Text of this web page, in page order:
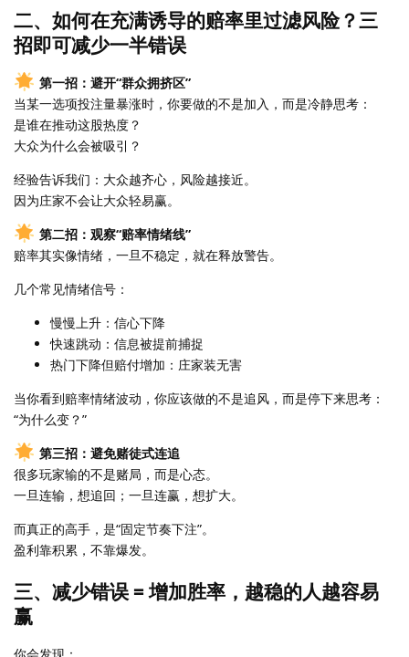
二、如何在充满诱导的赔率里过滤风险？三
招即可减少一半错误
第一招：避开“群众拥挤区”
当某一选项投注量暴涨时，你要做的不是加入，而是冷静思考：
是谁在推动这股热度？
大众为什么会被吸引？
经验告诉我们：大众越齐心，风险越接近。
因为庄家不会让大众轻易赢。
第二招：观察“赔率情绪线”
赔率其实像情绪，一旦不稳定，就在释放警告。
几个常见情绪信号：
慢慢上升：信心下降
快速跳动：信息被提前捕捉
热门下降但赔付增加：庄家装无害
当你看到赔率情绪波动，你应该做的不是追风，而是停下来思考：
“为什么变？”
第三招：避免赌徒式连追
很多玩家输的不是赌局，而是心态。
一旦连输，想追回；一旦连赢，想扩大。
而真正的高手，是“固定节奏下注”。
盈利靠积累，不靠爆发。
三、减少错误 = 增加胜率，越稳的人越容易
赢